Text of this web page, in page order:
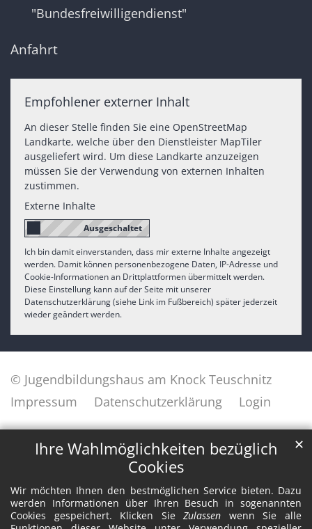
Ihre Wahlmöglichkeiten bezüglich
Cookies
Wir möchten Ihnen den bestmöglichen Service bieten. Dazu
werden Informationen über Ihren Besuch in sogenannten
Cookies gespeichert. Klicken SieZulassen wenn Sie alle
✕
"Bundesfreiwilligendienst"
Anfahrt
Empfohlener externer Inhalt
An dieser Stelle finden Sie eine OpenStreetMap
Landkarte, welche über den Dienstleister MapTiler
ausgeliefert wird. Um diese Landkarte anzuzeigen
müssen Sie der Verwendung von externen Inhalten
zustimmen.
Externe Inhalte
Ich bin damit einverstanden, dass mir externe Inhalte angezeigt
werden. Damit können personenbezogene Daten, IP-Adresse und
Cookie-Informationen an Drittplattformen übermittelt werden.
Diese Einstellung kann auf der Seite mit unserer
Datenschutzerklärung (siehe Link im Fußbereich) später jederzeit
wieder geändert werden.
© Jugendbildungshaus am Knock Teuschnitz
Impressum
Datenschutzerklärung Login